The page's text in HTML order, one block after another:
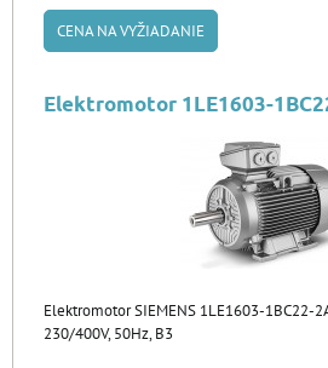
CENA NA VYŽIADANIE
Elektromotor 1LE1603-
Elektromotor SIEMENS 1LE1603-1BC22-
230/400V, 50Hz, B3